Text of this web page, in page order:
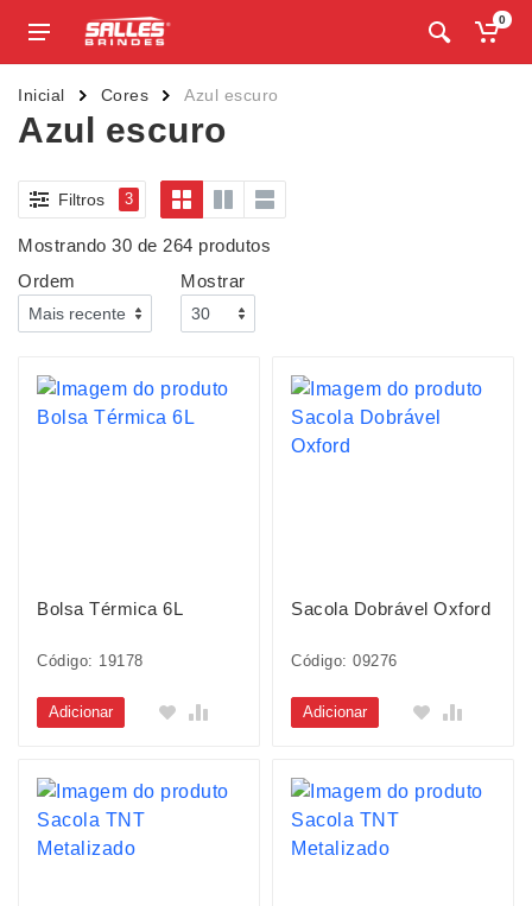
0
Inicial Cores Azul escuro
Azul escuro
Filtros 3
Mostrando 30 de 264 produtos
Ordem
Mostrar
Bolsa Térmica 6L
Código: 19178
Adicionar
Sacola Dobrável Oxford
Código: 09276
Adicionar